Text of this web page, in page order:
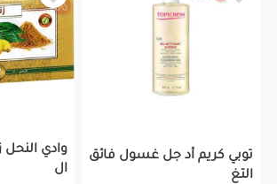
توبي كريم أد جل غسول فائق
التغ
وادي النحل
ال